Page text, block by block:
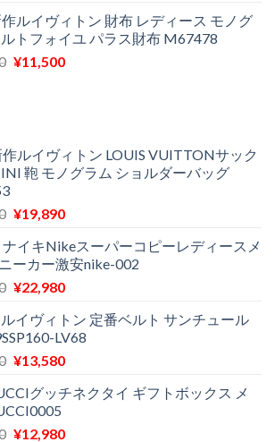
で
し
た。
¥11,580
で
す。
価
格
は
の
価
格
ルイヴィトン 財布 レディース モノグ
トフォイユ パラス財布 M67478
元
¥29,300
で
た。
¥11,500現
は
¥11,500
す。
作ルイヴィトン LOUIS VUITTONサック
鞄 モノグラム ショルダーバッグ
元
価
格
は
で
し
た。
¥19,890現
の
価
格
¥19,890
で
す。
ナイキNikeスーパーコピーレディースメ
ーカー激安nike-002
元
価
格
は
で
し
た。
¥22,980現
の
価
格
¥22,980
す。
イヴィトン 定番ベルト サンチュール
LV68
元
価
格
は
¥13,580現
の
格
グッチネクタイ ギフトボックス メ
元
¥12,980現